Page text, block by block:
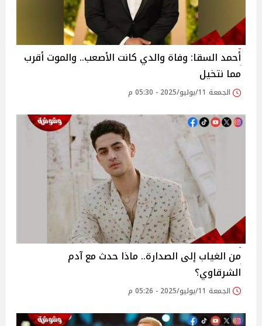
أحمد السقا: وفاة والدي كانت الأصعب.. والموت أقرب
مما نتخيل‎
الجمعة 11/يوليو/2025 - 05:30 م
من الغياب إلى الصدارة.. ماذا حدث مع آدم
الشرقاوي؟‎
الجمعة 11/يوليو/2025 - 05:26 م